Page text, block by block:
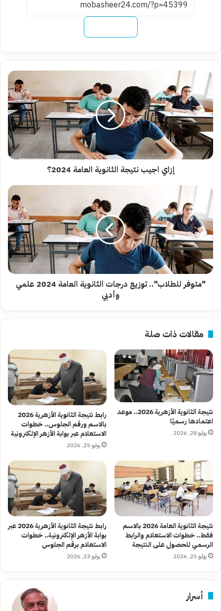
إزاي
اجيب
نتيجة
الثانوية
العامة
2024؟
إزاي اجيب نتيجة الثانوية العامة 2024؟
"متوفر
للطلاب"..
توزيع
درجات
الثانوية
العامة
2024
علمي
وأدبي
"متوفر للطلاب".. توزيع درجات الثانوية العامة 2024 علمي
وأدبي
مقالات ذات صلة
نتيجة الثانوية الأزهرية 2026.. موعد
اعتمادها رسميًا
يوليو 28, 2026
رابط نتيجة الثانوية الأزهرية 2026
بالاسم ورقم الجلوس.. خطوات
الاستعلام عبر بوابة الأزهر الإلكترونية
يوليو 25, 2026
نتيجة الثانوية العامة 2026 بالاسم
فقط.. خطوات الاستعلام والرابط
الرسمي للحصول على النتيجة
يوليو 25, 2026
رابط نتيجة الثانوية الأزهرية 2026 عبر
بوابة الأزهر الإلكترونية.. خطوات
الاستعلام برقم الجلوس
يوليو 23, 2026
أسرار